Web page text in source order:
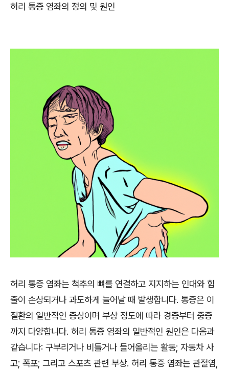
허리 통증 염좌의 정의 및 원인
허리 통증 염좌는 척추의 뼈를 연결하고 지지하는 인대와 힘
줄이 손상되거나 과도하게 늘어날 때 발생합니다. 통증은 이
질환의 일반적인 증상이며 부상 정도에 따라 경증부터 중증
까지 다양합니다. 허리 통증 염좌의 일반적인 원인은 다음과
같습니다: 구부리거나 비틀거나 들어올리는 활동; 자동차 사
고; 폭포; 그리고 스포츠 관련 부상. 허리 통증 염좌는 관절염,